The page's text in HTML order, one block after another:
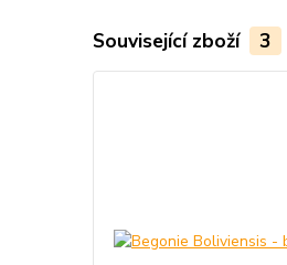
Související zboží 3